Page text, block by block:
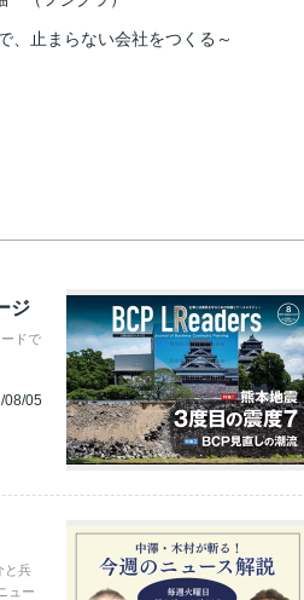
、止まらない会社をつくる～
ジ
ドで
08/05
と兵
ュー